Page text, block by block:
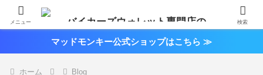
マッドモンキー公式ショップはこちら ≫
ホーム Blog
メニュー 検索